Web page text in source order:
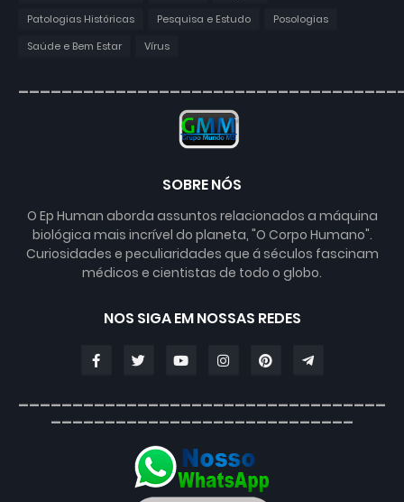
Patologias Históricas
Pesquisa e Estudo
Posologias
Saúde e Bem Estar
Vírus
SOBRE NÓS
O Ep Human aborda assuntos relacionados a máquina
biológica mais incrível do planeta, "O Corpo Humano".
Curiosidades e peculiaridades que á séculos fascinam
médicos e cientistas de todo o globo.
NOS SIGA EM NOSSAS REDES
__________________________________
____________________________